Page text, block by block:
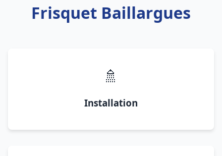
Frisquet Baillargues
🚿
Installation